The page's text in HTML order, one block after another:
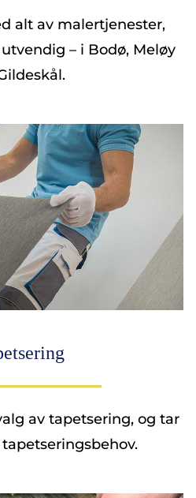
alt av malertjenester,
– i Bodø, Meløy
av tapetsering, og tar